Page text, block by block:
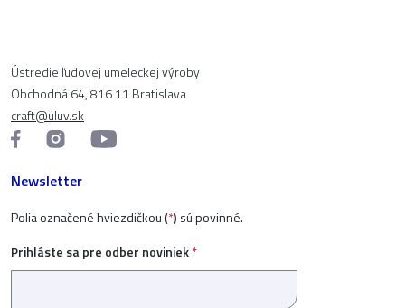
Ústredie ľudovej umeleckej výroby
Obchodná 64, 816 11 Bratislava
craft@uluv.sk
Newsletter
Polia označené hviezdičkou (*) sú povinné.
Prihláste sa pre odber noviniek*